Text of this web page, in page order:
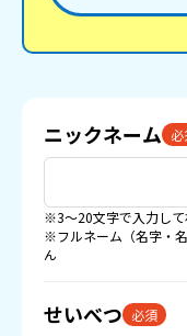
ニックネーム 必
※3〜20文字で入力して
※フルネーム（名字・
ん
せいべつ 必須